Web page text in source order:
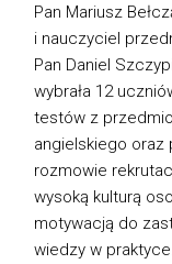
Pan Mariusz
i nauczyciel
Pan Daniel
wybrała 12
testów z
angielskiego oraz
rozmowie
wysoką kulturą
motywacją do
wiedzy w